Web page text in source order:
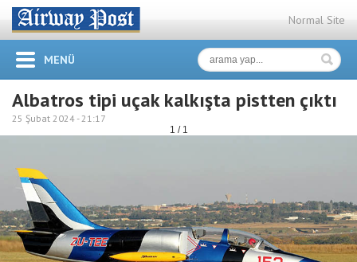
Normal Site
MENÜ
Albatros tipi uçak kalkışta pistten çıktı
25 Şubat 2024 -21:17
1 / 1